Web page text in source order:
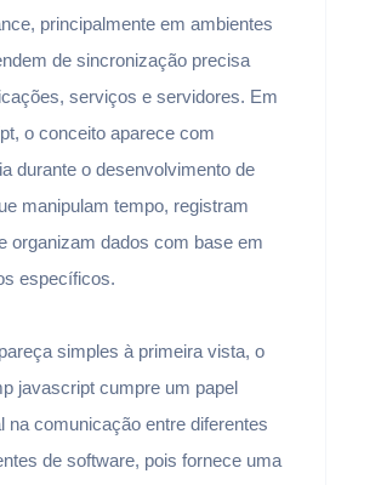
principalmente em ambientes
de sincronização precisa
serviços e servidores. Em
o conceito aparece com
durante o desenvolvimento de
manipulam tempo, registram
organizam dados com base em
específicos.
simples à primeira vista, o
javascript cumpre um papel
na comunicação entre diferentes
de software, pois fornece uma